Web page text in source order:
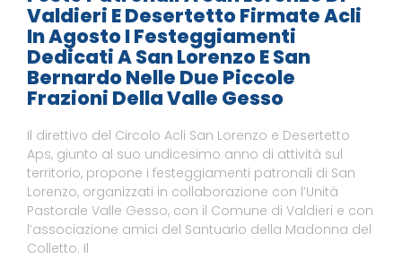
Valdieri E Desertetto Firmate Acli
In Agosto I Festeggiamenti
Dedicati A San Lorenzo E San
Bernardo Nelle Due Piccole
Frazioni Della Valle Gesso
Il direttivo del Circolo Acli San Lorenzo e Desertetto
Aps, giunto al suo undicesimo anno di attività sul
territorio, propone i festeggiamenti patronali di San
Lorenzo, organizzati in collaborazione con l’Unità
Pastorale Valle Gesso, con il Comune di Valdieri e con
l’associazione amici del Santuario della Madonna del
Colletto. Il